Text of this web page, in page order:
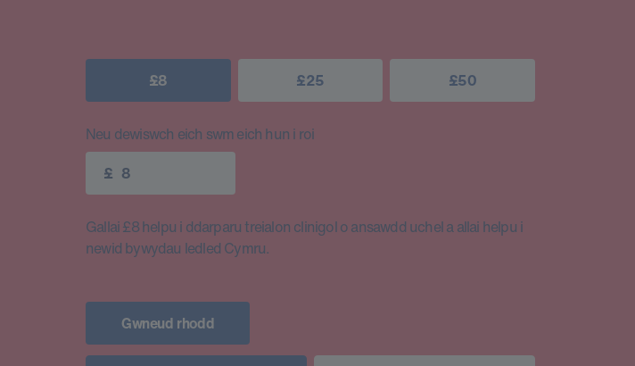
£8 £25 £50
Neu dewiswch eich swm eich hun i roi
£
Gallai £8 helpu i ddarparu treialon clinigol o ansawdd uchel a allai helpu i
newid bywydau ledled Cymru.
Gwneud rhodd